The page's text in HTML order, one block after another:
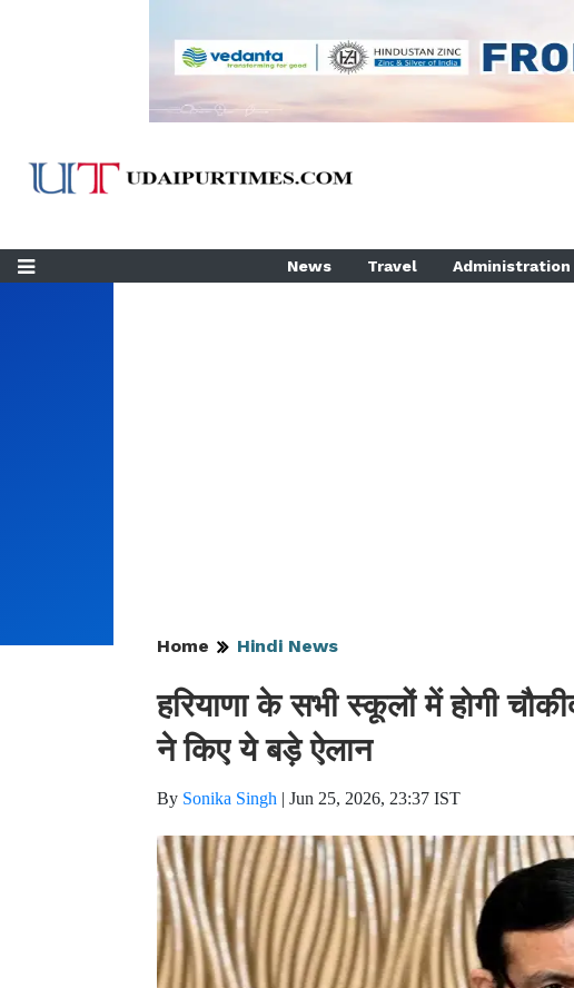
News Travel Administration
Home Hindi News
हरियाणा के सभी स्कूलों में होगी
ने किए ये बड़े ऐलान
By Sonika Singh | Jun 25, 2026, 23:37 IST